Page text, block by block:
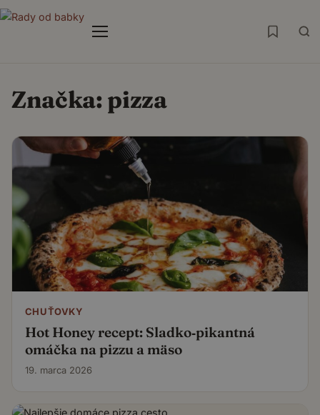
Menu
Značka: pizza
CHUŤOVKY
Hot Honey recept: Sladko‑pikantná
omáčka na pizzu a mäso
19. marca 2026